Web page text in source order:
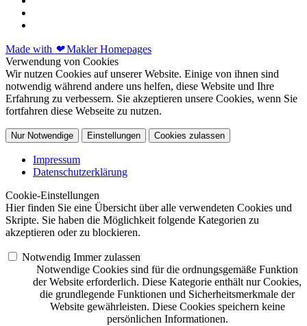
Made with ❤Makler Homepages
Verwendung von Cookies
Wir nutzen Cookies auf unserer Website. Einige von ihnen sind
notwendig während andere uns helfen, diese Website und Ihre
Erfahrung zu verbessern. Sie akzeptieren unsere Cookies, wenn Sie
fortfahren diese Webseite zu nutzen.
Nur Notwendige Einstellungen Cookies zulassen
Impressum
Datenschutzerklärung
Cookie-Einstellungen
Hier finden Sie eine Übersicht über alle verwendeten Cookies und
Skripte. Sie haben die Möglichkeit folgende Kategorien zu
akzeptieren oder zu blockieren.
Notwendig Immer zulassen
Notwendige Cookies sind für die ordnungsgemäße Funktion
der Website erforderlich. Diese Kategorie enthält nur Cookies,
die grundlegende Funktionen und Sicherheitsmerkmale der
Website gewährleisten. Diese Cookies speichern keine
persönlichen Informationen.